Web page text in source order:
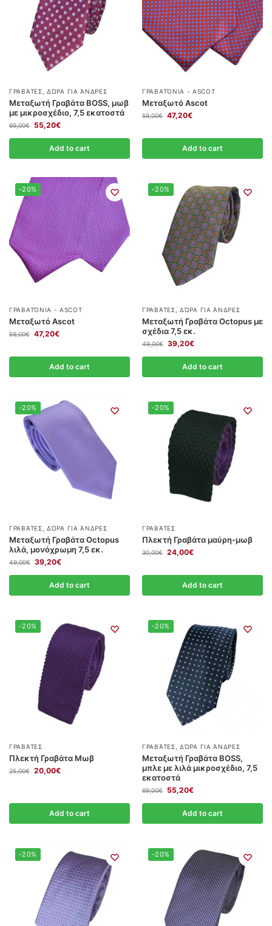
ΓΡΑΒΆΤΕΣ ,ΔΏΡΑ ΓΙΑ ΆΝΔΡΕΣ
Μεταξωτή Γραβάτα BOSS, μωβ
με μικροσχέδιο, 7,5 εκατοστά
69,00€ 55,20€
Add to cart
ΓΡΑΒΑΤΌΝΙΑ - ASCOT
Μεταξωτό Ascot
59,00€ 47,20€
Add to cart
-20%
ΓΡΑΒΑΤΌΝΙΑ - ASCOT
Μεταξωτό Ascot
59,00€ 47,20€
Add to cart
-20%
ΓΡΑΒΆΤΕΣ ,ΔΏΡΑ ΓΙΑ ΆΝΔΡΕΣ
Μεταξωτή Γραβάτα Octopus με
σχέδια 7,5 εκ.
49,00€ 39,20€
Add to cart
-20%
ΓΡΑΒΆΤΕΣ ,ΔΏΡΑ ΓΙΑ ΆΝΔΡΕΣ
Μεταξωτή Γραβάτα Octopus
λιλά, μονόχρωμη 7,5 εκ.
49,00€ 39,20€
Add to cart
-20%
ΓΡΑΒΆΤΕΣ
Πλεκτή Γραβάτα μαύρη-μωβ
30,00€ 24,00€
Add to cart
-20%
ΓΡΑΒΆΤΕΣ
Πλεκτή Γραβάτα Μωβ
25,00€ 20,00€
Add to cart
-20%
ΓΡΑΒΆΤΕΣ ,ΔΏΡΑ ΓΙΑ ΆΝΔΡΕΣ
Μεταξωτή Γραβάτα BOSS,
μπλε με λιλά μικροσχέδιο, 7,5
εκατοστά
69,00€ 55,20€
Add to cart
-20% -20%